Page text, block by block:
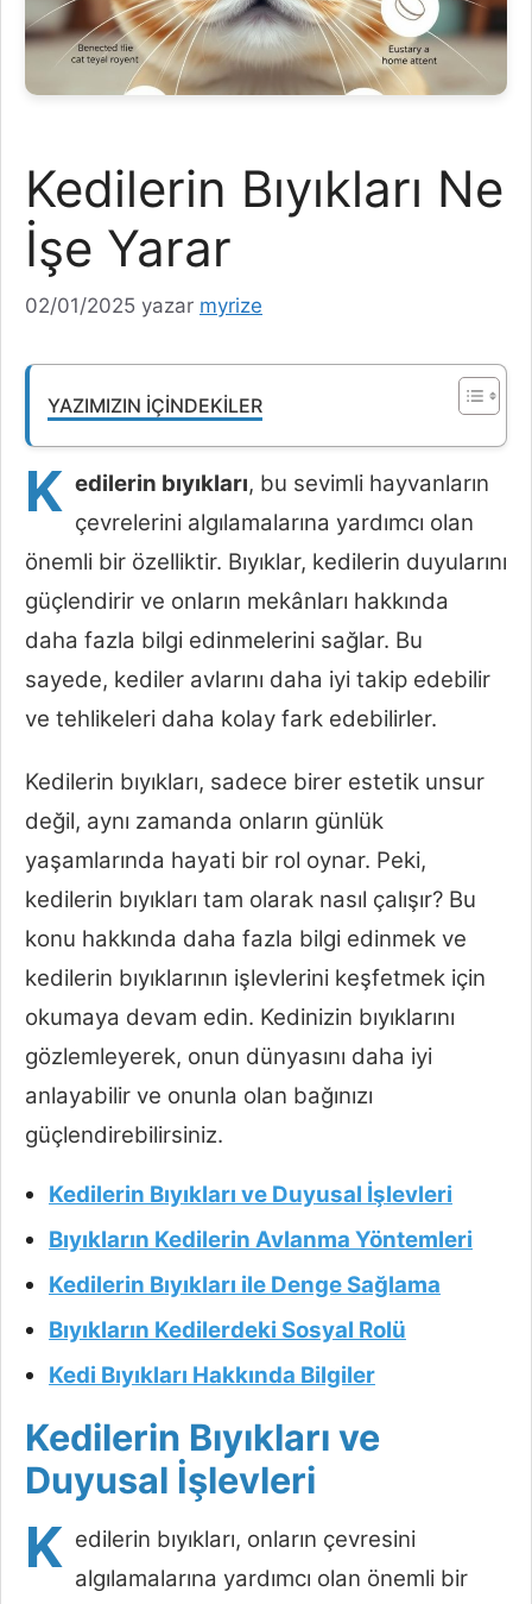
Kedilerin Bıyıkları Ne
İşe Yarar
02/01/2025 yazar myrize
YAZIMIZIN İÇINDEKILER
K edilerin bıyıkları, bu sevimli hayvanların
çevrelerini algılamalarına yardımcı olan
önemli bir özelliktir. Bıyıklar, kedilerin duyularını
güçlendirir ve onların mekânları hakkında
daha fazla bilgi edinmelerini sağlar. Bu
sayede, kediler avlarını daha iyi takip edebilir
ve tehlikeleri daha kolay fark edebilirler.
Kedilerin bıyıkları, sadece birer estetik unsur
değil, aynı zamanda onların günlük
yaşamlarında hayati bir rol oynar. Peki,
kedilerin bıyıkları tam olarak nasıl çalışır? Bu
konu hakkında daha fazla bilgi edinmek ve
kedilerin bıyıklarının işlevlerini keşfetmek için
okumaya devam edin. Kedinizin bıyıklarını
gözlemleyerek, onun dünyasını daha iyi
anlayabilir ve onunla olan bağınızı
güçlendirebilirsiniz.
Kedilerin Bıyıkları ve Duyusal İşlevleri
Bıyıkların Kedilerin Avlanma Yöntemleri
Kedilerin Bıyıkları ile Denge Sağlama
Bıyıkların Kedilerdeki Sosyal Rolü
Kedi Bıyıkları Hakkında Bilgiler
Kedilerin Bıyıkları ve
Duyusal İşlevleri
K edilerin bıyıkları, onların çevresini
algılamalarına yardımcı olan önemli bir